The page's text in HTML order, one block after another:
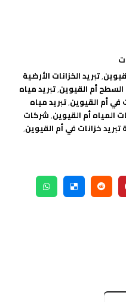
,تبريد الخزانات الأرضية
السطح أم القيوين,تبريد مياه
في أم القيوين,تبريد مياه
المياه أم القيوين,شركات
خزانات في أم القيوين,